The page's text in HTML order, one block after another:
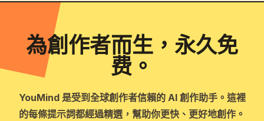
為創作者而生，永久免
费。
YouMind 是受到全球創作者信賴的 AI 創作助手。這裡
的每條提示詞都經過精選，幫助你更快、更好地創作。